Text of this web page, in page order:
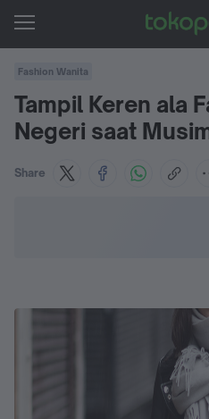
Fashion Wanita
Tampil Keren ala
Negeri saat
Share